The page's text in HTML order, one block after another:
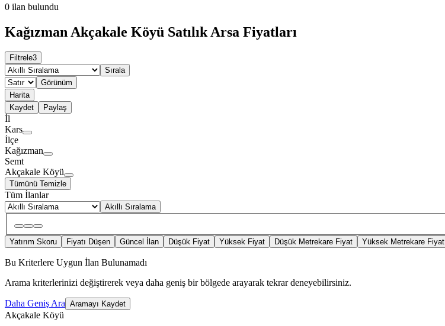
0 ilan bulundu
Kağızman Akçakale Köyü Satılık Arsa Fiyatları
Filtrele3
Sırala
Görünüm
Harita
Kaydet
Paylaş
İl
Kars
İlçe
Kağızman
Semt
Akçakale Köyü
Tümünü Temizle
Tüm İlanlar
Akıllı Sıralama
Yatırım Skoru Fiyatı Düşen Güncel İlan Düşük Fiyat Yüksek Fiyat Düşük Metrekare Fiyat Yüksek Metrekare Fiyat
Bu Kriterlere Uygun İlan Bulunamadı
Arama kriterlerinizi değiştirerek veya daha geniş bir bölgede arayarak tekrar deneyebilirsiniz.
Daha Geniş Ara Aramayı Kaydet
Akçakale Köyü